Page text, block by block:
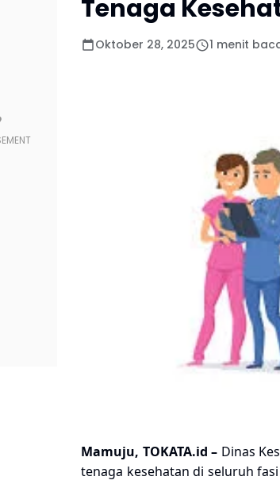
Tenaga
Oktober 28, 2025 1 menit
Mamuju, TOKATA.id – Dinas
tenaga kesehatan di seluruh